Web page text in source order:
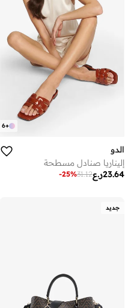
+
6
الدو
إليناريا صنادل مسطحة
ر.ع23.64
31.12
-25%
جديد